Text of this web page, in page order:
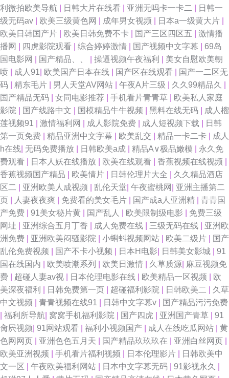
利微拍欧美导航
日韩大片在线看 亚洲无吗卡一卡二
日韩一
级无码av
欧美三级黄色网 成年男女视频 日本a一级黄大片
欧美日韩国产片
欧美日韩免费不卡 国产三区四区五
激情播
播网
四虎影院观看 综合婷婷激情 国产视频中文字幕
69岛
国电影网
国产精品、、 操逼视频午夜福利
美女自慰欧美朝
喷
成人91 欧美国产日本在线 国产区在线观看
国产一二区无
码
精东毛片 男人天堂AV网站 午夜A片三级 久久99精品久
国产精品无码
女同电影推荐 手机看片青青草
欧美私人家庭
影院
国产线路中文 国模精品牛牛视频 黑料在线无码
成人榴
莲视频91
激情福利网 成人影院免费 成人短视频下载
日韩
第一页免费
精品亚洲中文字幕 欧美乱交 精品一卡二卡
成人
h在线 无码免费播放 日韩欧美a成 精品A∨极品嫩模
永久免
费观看
日本人妖在线播放 欧美在线观看 香蕉视频在线视频
香蕉视频国产精品
欧美情片 日韩伦理片大全
久久精品酒店
区二
亚洲欧美人成视频 乱伦天堂 午夜蜜桃网
亚洲主播第二
页
人妻夜夜爽 免费看的美女毛片 国产成a人亚洲精
青青国
产免费
91美女秘片黄 国产乱人 欧美限制级电影
免费三级
网址
亚洲综合五月丁香 成人免费在线 三级无码在线
亚洲欧
洲免费
亚洲欧美闷骚影院 小蝌蚪视频网站 欧美二级片
国产
乱伦免费视频
国产不卡小视频 日本H电影 日韩美女影城
91
国在线国内
欧美喷潮系列 欧美日激情 久草质源
麻豆视频免
费
超碰人妻av视 日本伦理电影在线 欧美精品一区视频
欧
美深夜福利
日韩免费第一页 超碰福利影院 日韩欧美二
久草
中文视频
青青视频在线91 日韩中文字幕v
国产精品污污免费
福利所导航 窝窝手机福利影院 国产四虎 亚洲国产青草
91
肏屄视频 91网站观看 福利小视频国产 成人在线吃瓜网站
黄
色网网页
亚洲色色五月天 国产精品玖玖玖在 亚洲白丝网页
欧美亚洲视频
手机看片福利视频 日本伦理影片
日韩欧美中
文一区
午夜欧美福利网站 日本中文字幕无码 91影视永久